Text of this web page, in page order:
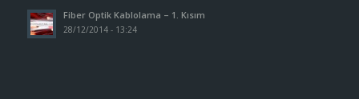
Fiber Optik Kablolama – 1. Kısım
28/12/2014 - 13:24